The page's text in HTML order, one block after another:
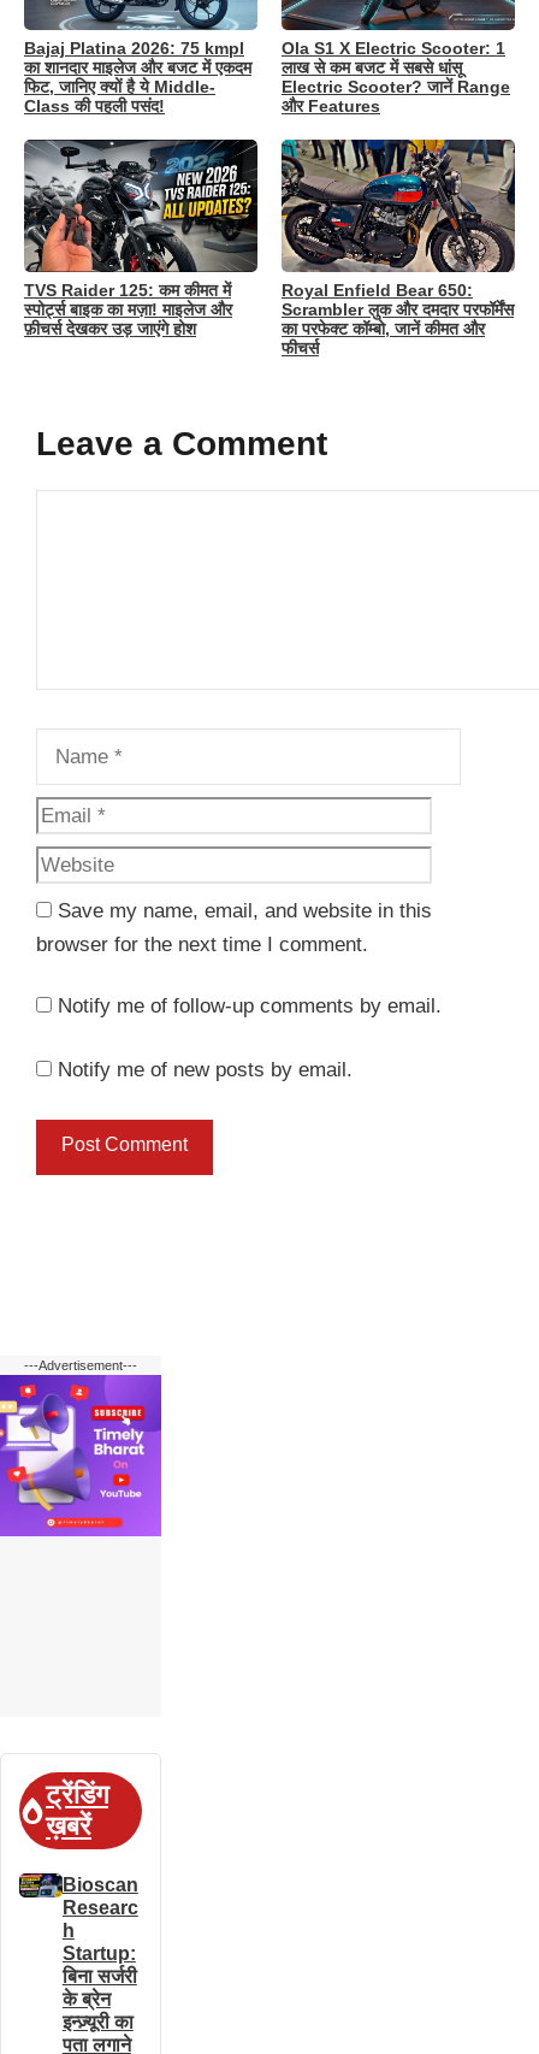
Bajaj Platina 2026: 75 kmpl
का शानदार माइलेज और बजट में एकदम
फिट, जानिए क्यों है ये Middle-
Class की पहली पसंद!
Ola S1 X Electric Scooter: 1
लाख से कम बजट में सबसे धांसू
Electric Scooter? जानें Range
और Features
TVS Raider 125: कम कीमत में
स्पोर्ट्स बाइक का मज़ा! माइलेज और
फ़ीचर्स देखकर उड़ जाएंगे होश
Royal Enfield Bear 650:
Scrambler लुक और दमदार परफॉर्मेंस
का परफेक्ट कॉम्बो, जानें कीमत और
फीचर्स
Leave a Comment
Save my name, email, and website in this
browser for the next time I comment.
Notify me of follow-up comments by email.
Notify me of new posts by email.
---Advertisement---
ट्रेंडिंग
ख़बरें
Bioscan
Researc
h
Startup:
बिना सर्जरी
के ब्रेन
इन्ज़्यूरी का
पता लगाने